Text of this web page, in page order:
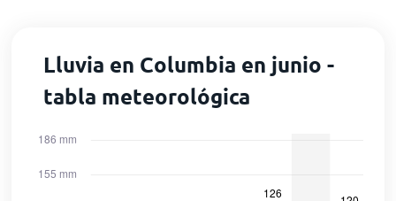
Lluvia en Columbia en junio -
tabla meteorológica